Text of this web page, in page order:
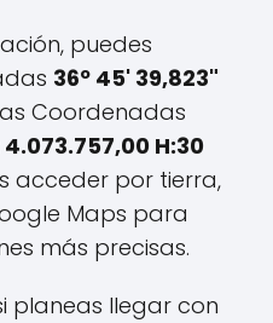
puedes
36º 45' 39,823"
Coordenadas
4.073.757,00 H:30
acceder por tierra,
Maps para
más precisas.
planeas llegar con